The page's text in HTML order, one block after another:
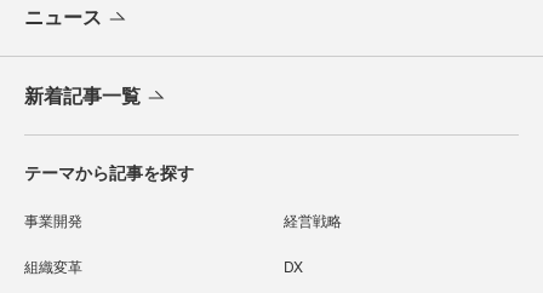
ニュース
新着記事一覧
テーマから記事を探す
事業開発 経営戦略
組織変革 DX